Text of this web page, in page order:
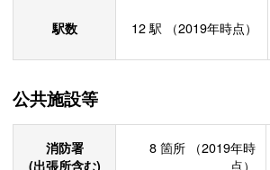
駅数 12駅 （2019年時点）
公共施設等
消防署
(出張所含む)
8 箇所
（2019年時
点）